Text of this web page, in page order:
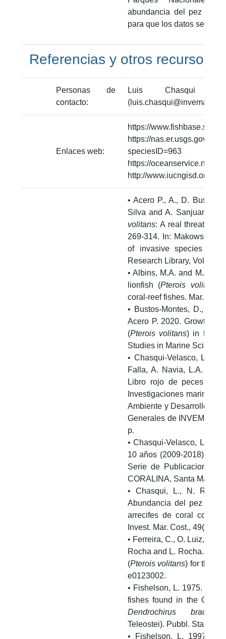
abundancia del pez león
para que los datos sean
Referencias y otros recursos
Personas de
contacto:
Luis Chasqui -
Enlaces web:
https://www.fishbase.se/
https://nas.er.usgs.gov/
speciesID=963
https://
http://www.iucngisd.org/
• Acero P., A., D. Bustos-
Silva and A. Sanjuan M.
volitans: A real threat to
269-314. In: Makowski,
of invasive species on
Research Library, Vol. 29.
• Albins, M.A. and M.A.
lionfish (Pterois volitans
coral-reef fishes. Mar.
• Bustos-Montes, D., M.
Acero P. 2020. Growth
(Pterois volitans) in the
Studies in Marine Science,
• Chasqui-Velasco, L., A.
Falla, A. Navia, L.A.
Libro rojo de peces
Investigaciones marinas
Ambiente y Desarrollo
Generales de INVEMAR
p.
• Chasqui-Velasco, L.,
10 años (2009-2018) de
Serie de Publicaciones
CORALINA, Santa Marta,
• Chasqui, L., N.
Abundancia del pez león
arrecifes de coral
Invest. Mar. Cost., 49(1):
• Ferreira, C., O. Luiz, S.
Rocha and L. Rocha.
(Pterois volitans) for the
e0123002.
• Fishelson, L. 1975.
fishes found in the Gulf
Dendrochirus
Teleostei). Pubbl. Staz. Z
• Fishelson, L. 1997.